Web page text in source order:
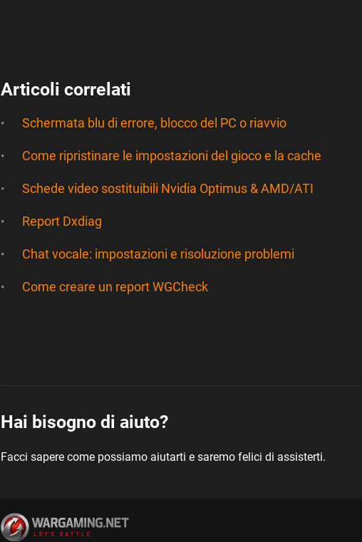
Articoli correlati
Schermata blu di errore, blocco del PC o riavvio
Come ripristinare le impostazioni del gioco e la cache
Schede video sostituibili Nvidia Optimus & AMD/ATI
Report Dxdiag
Chat vocale: impostazioni e risoluzione problemi
Come creare un report WGCheck
Hai bisogno di aiuto?
Facci sapere come possiamo aiutarti e saremo felici di assisterti.